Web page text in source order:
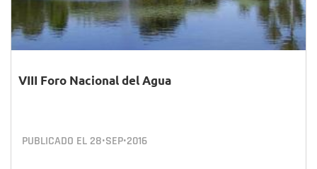
VIII Foro Nacional del Agua
PUBLICADO EL 28•SEP•2016